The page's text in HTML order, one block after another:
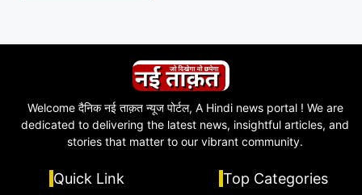
Welcome दैनिक नई ताक़त न्यूज पोर्टल, A Hindi news portal ! We are
dedicated to delivering the latest news, insightful articles, and
stories that matter to our vibrant community.
Quick Link Top Categories